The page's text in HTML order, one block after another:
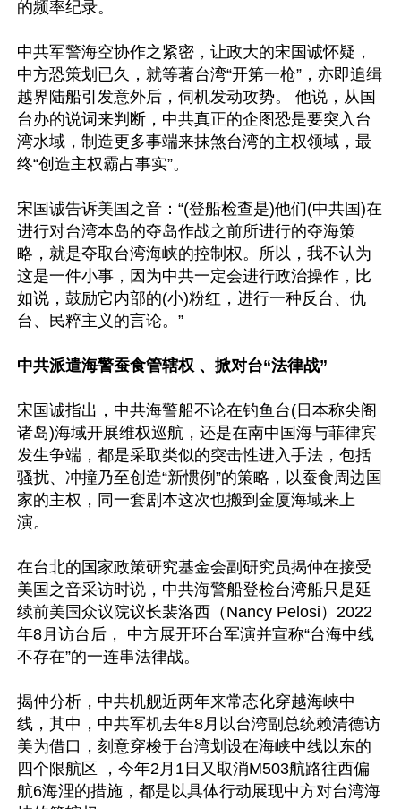
的频率纪录。
中共军警海空协作之紧密，让政大的宋国诚怀疑，
中方恐策划已久，就等著台湾“开第一枪”，亦即追缉
越界陆船引发意外后，伺机发动攻势。 他说，从国
台办的说词来判断，中共真正的企图恐是要突入台
湾水域，制造更多事端来抹煞台湾的主权领域，最
终“创造主权霸占事实”。
宋国诚告诉美国之音：“(登船检查是)他们(中共国)在
进行对台湾本岛的夺岛作战之前所进行的夺海策
略，就是夺取台湾海峡的控制权。所以，我不认为
这是一件小事，因为中共一定会进行政治操作，比
如说，鼓励它内部的(小)粉红，进行一种反台、仇
台、民粹主义的言论。”
中共派遣海警蚕食管辖权 、掀对台“法律战”
宋国诚指出，中共海警船不论在钓鱼台(日本称尖阁
诸岛)海域开展维权巡航，还是在南中国海与菲律宾
发生争端，都是采取类似的突击性进入手法，包括
骚扰、冲撞乃至创造“新惯例”的策略，以蚕食周边国
家的主权，同一套剧本这次也搬到金厦海域来上
演。
在台北的国家政策研究基金会副研究员揭仲在接受
美国之音采访时说，中共海警船登检台湾船只是延
续前美国众议院议长裴洛西（Nancy Pelosi）2022
年8月访台后， 中方展开环台军演并宣称“台海中线
不存在”的一连串法律战。
揭仲分析，中共机舰近两年来常态化穿越海峡中
线，其中，中共军机去年8月以台湾副总统赖清德访
美为借口，刻意穿梭于台湾划设在海峡中线以东的
四个限航区 ，今年2月1日又取消M503航路往西偏
航6海浬的措施，都是以具体行动展现中方对台湾海